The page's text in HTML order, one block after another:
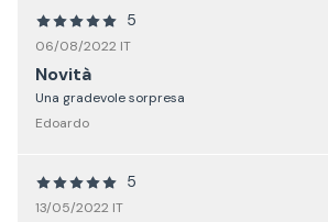
5
06/08/2022 IT
Novità
Una gradevole sorpresa
Edoardo
5
13/05/2022 IT